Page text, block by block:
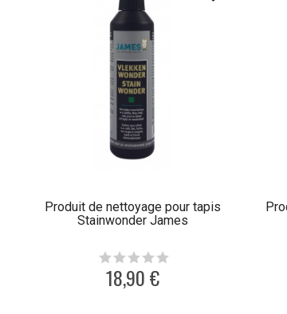
Produit de nettoyage pour tapis
Stainwonder James
18,90 €